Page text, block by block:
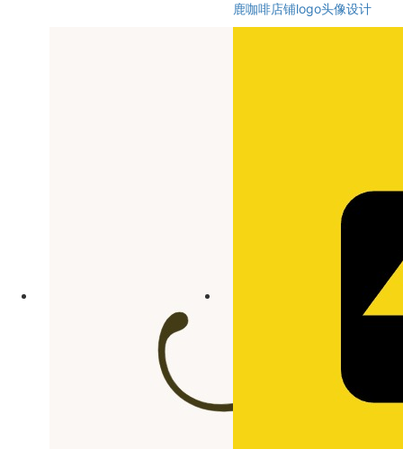
鹿咖啡店铺logo头像设计